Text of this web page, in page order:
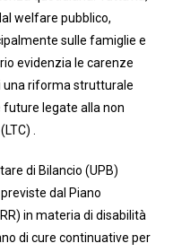
welfare pubblico,
sulle famiglie e
evidenzia le carenze
una riforma strutturale
legate alla non
.
di Bilancio (UPB)
dal Piano
in materia di disabilità
di cure continuative per